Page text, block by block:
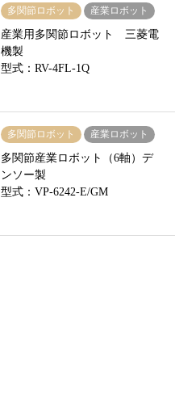
多関節ロボット 産業ロボット
産業用多関節ロボット 三菱電
機製
型式：RV-4FL-1Q
多関節ロボット 産業ロボット
多関節産業ロボット（6軸）デ
ンソー製
型式：VP-6242-E/GM